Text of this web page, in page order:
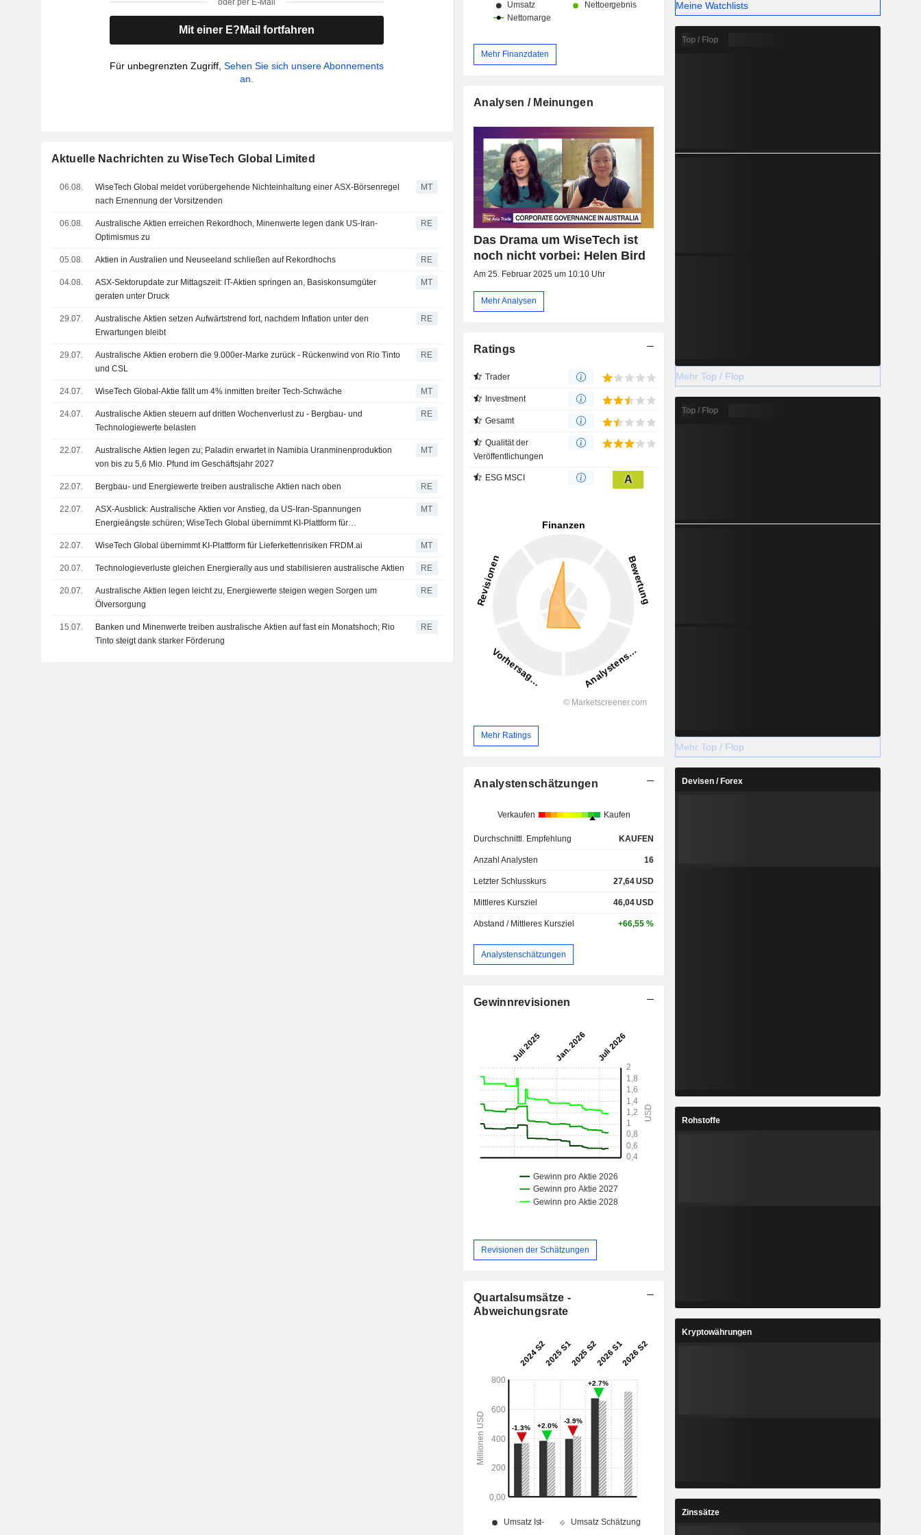
oder per E-Mail
Mit einer E?Mail fortfahren
Für unbegrenzten Zugriff,Sehen Sie sich unsere Abonnements
an.
Aktuelle Nachrichten zu WiseTech Global Limited
06.08.
WiseTech Global meldet vorübergehende Nichteinhaltung einer ASX-Börsenregel
nach Ernennung der Vorsitzenden
MT
06.08.
Australische Aktien erreichen Rekordhoch, Minenwerte legen dank US-Iran-
Optimismus zu
RE
05.08. Aktien in Australien und Neuseeland schließen auf Rekordhochs RE
04.08.
ASX-Sektorupdate zur Mittagszeit: IT-Aktien springen an, Basiskonsumgüter
geraten unter Druck
MT
29.07.
Australische Aktien setzen Aufwärtstrend fort, nachdem Inflation unter den
Erwartungen bleibt
RE
29.07.
Australische Aktien erobern die 9.000er-Marke zurück - Rückenwind von Rio Tinto
und CSL
RE
24.07. WiseTech Global-Aktie fällt um 4% inmitten breiter Tech-Schwäche MT
24.07.
Australische Aktien steuern auf dritten Wochenverlust zu - Bergbau- und
Technologiewerte belasten
RE
22.07.
Australische Aktien legen zu; Paladin erwartet in Namibia Uranminenproduktion
von bis zu 5,6 Mio. Pfund im Geschäftsjahr 2027
MT
22.07. Bergbau- und Energiewerte treiben australische Aktien nach oben RE
22.07.
ASX-Ausblick: Australische Aktien vor Anstieg, da US-Iran-Spannungen
Energieängste schüren; WiseTech Global übernimmt KI-Plattform für
MT
22.07. WiseTech Global übernimmt KI-Plattform für Lieferkettenrisiken FRDM.ai MT
20.07. Technologieverluste gleichen Energierally aus und stabilisieren australische Aktien RE
20.07.
Australische Aktien legen leicht zu, Energiewerte steigen wegen Sorgen um
Ölversorgung
RE
15.07.
Banken und Minenwerte treiben australische Aktien auf fast ein Monatshoch; Rio
Tinto steigt dank starker Förderung
RE
Mehr Finanzdaten
Analysen / Meinungen
Das Drama um WiseTech ist
noch nicht vorbei: Helen Bird
Am 25. Februar 2025 um 10:10 Uhr
Mehr Analysen
Ratings
Trader
Investment
Gesamt
Qualität der
Veröffentlichungen
ESG MSCI A
Mehr Ratings
Analystenschätzungen
Verkaufen Kaufen
Durchschnittl. Empfehlung KAUFEN
Anzahl Analysten 16
Letzter Schlusskurs 27,64USD
Mittleres Kursziel 46,04USD
Abstand / Mittleres Kursziel +66,55 %
Analystenschätzungen
Gewinnrevisionen
Revisionen der Schätzungen
Quartalsumsätze -
Abweichungsrate
Meine Watchlists
Top / Flop
Mehr Top / Flop
Top / Flop
Mehr Top / Flop
Devisen / Forex
Rohstoffe
Kryptowährungen
Zinssätze